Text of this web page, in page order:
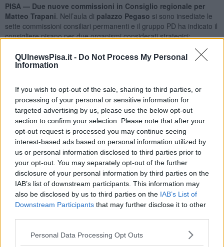
QUInewsPisa.it - Do Not Process My Personal
Information
If you wish to opt-out of the sale, sharing to third parties, or
processing of your personal or sensitive information for
targeted advertising by us, please use the below opt-out
section to confirm your selection. Please note that after your
opt-out request is processed you may continue seeing
interest-based ads based on personal information utilized by
us or personal information disclosed to third parties prior to
your opt-out. You may separately opt-out of the further
disclosure of your personal information by third parties on the
IAB’s list of downstream participants. This information may
also be disclosed by us to third parties on the IAB’s List of
Downstream Participants that may further disclose it to other
Personal Data Processing Opt Outs
PISA — Due nuove commissioni in Consiglio regionale per
Matteo Trapani . Nell’aula di palazzo Pegaso si sono insediate le
sette commissioni consiliari permanenti e il gruppo PD ha indicato il
consigliere pisano per due organismi considerati strategici:
internazionali.Un incarico che, nelle parole dello stesso
Trapani, rappresenta “un’opportunità per far crescere il nostro
La prima commissione lo porterà a confrontarsi ogni giorno con il
mondo produttivo toscano.“La commissione Sviluppo
economico e rurale mi consentirà di confrontarmi ogni giorno
con imprese, associazioni di categoria, sindacati, agricoltori e
realtà produttive, sostenendo innovazione, competitività,
sviluppo e valorizzazione delle eccellenze locali” ha detto
Trapani, sottolineando il legame diretto tra lavoro in Regione e
bisogni concreti di chi fa impresa e agricoltura.
Accanto al fronte interno ci sarà quello europeo.“Allo stesso
Oggi la capacità di attrarre fondi europei, costruire partenariati e